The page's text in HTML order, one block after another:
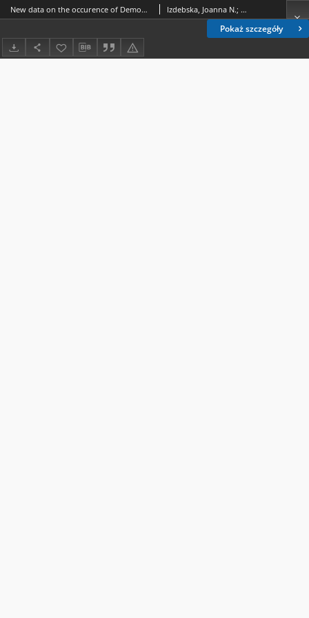
Pokaż szczegóły
New data on the occurence of Demodex lacrimalis (Acari, Demodecidae) of the wood mouse Apodemus sylvaticus (Rodentia, Muridae) Izdebska, Joanna N.; Fryderyk, Sławomira